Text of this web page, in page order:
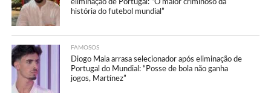
eliminação de Portugal: “O maior criminoso da
história do futebol mundial”
FAMOSOS
Diogo Maia arrasa selecionador após eliminação de
Portugal do Mundial: “Posse de bola não ganha
jogos, Martínez”